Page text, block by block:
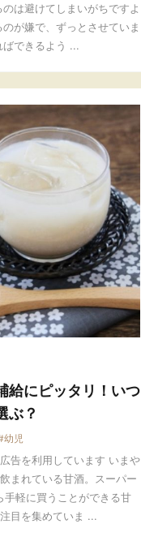
は避けてしまいがちですよ
が嫌で、ずっとさせていま
できるよう ...
給にピッタリ！いつ
ぶ？
幼児
告を利用しています いまや
まれている甘酒。スーパー
手軽に買うことができる甘
目を集めていま ...